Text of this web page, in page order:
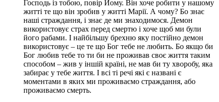
Господь із тобою, повір Йому. Він хоче робити у нашому
житті те що він зробив у житті Марії. А чому? Бо знає
наші страждання, і знає де ми знаходимося. Демон
використовує страх перед смертю і хоче щоб ми були
його рабами. І найбільшу брехню яку постійно демон
використовує – це те що Бог тебе не любить. Бо якщо би
Бог любив тебе то ти би не проживав своє життя таким
способом – жив у іншій країні, не мав би ту хворобу, яка
забирає у тебе життя. І всі ті речі які є названі є
моментами в яких ми проживаємо страждання, або
проживаємо смерть.